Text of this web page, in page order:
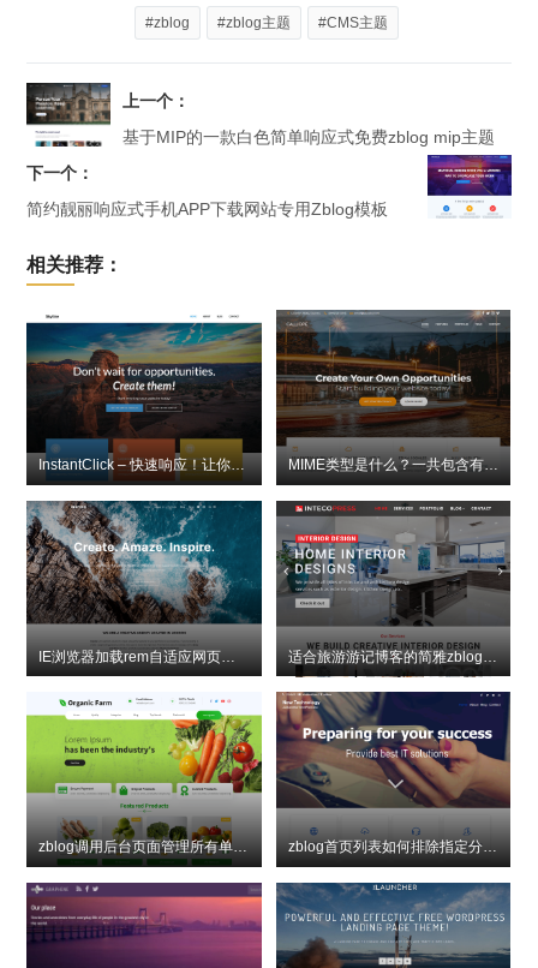
#zblog #zblog主题 #CMS主题
上一个：
基于MIP的一款白色简单响应式免费zblog mip主题
下一个：
简约靓丽响应式手机APP下载网站专用Zblog模板
相关推荐：
InstantClick – 快速响应！让你的网站与众不同 MIME类型是什么？一共包含有哪些类型？
zblog调用后台页面管理所有单页面的代码 zblog首页列表如何排除指定分类文章代码